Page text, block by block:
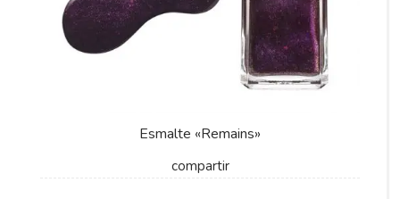
Esmalte «Remains»
compartir